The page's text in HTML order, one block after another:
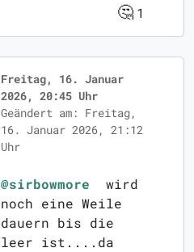
🤔 1
Freitag, 16. Januar
2026, 20:45 Uhr
Geändert am: Freitag,
16. Januar 2026, 21:12
Uhr
@sirbowmore wird
noch eine Weile
dauern bis die
leer ist....da